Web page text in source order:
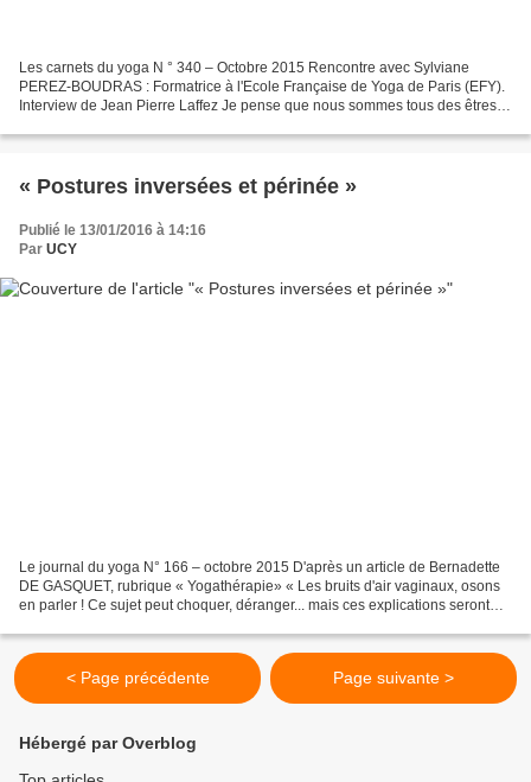
Les carnets du yoga N ° 340 – Octobre 2015 Rencontre avec Sylviane
PEREZ-BOUDRAS : Formatrice à l'Ecole Française de Yoga de Paris (EFY).
Interview de Jean Pierre Laffez Je pense que nous sommes tous des êtres
« Postures inversées et périnée »
Publié le 13/01/2016 à 14:16
Par UCY
Le journal du yoga N° 166 – octobre 2015 D'après un article de Bernadette
DE GASQUET, rubrique « Yogathérapie» « Les bruits d'air vaginaux, osons
en parler ! Ce sujet peut choquer, déranger... mais ces explications seront
< Page précédente Page suivante >
Hébergé par Overblog